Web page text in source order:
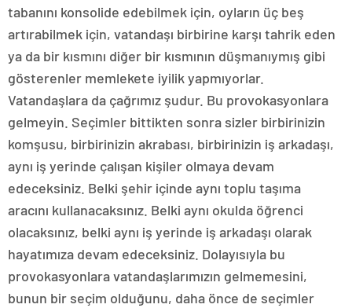
tabanını konsolide edebilmek için, oyların üç beş
artırabilmek için, vatandaşı birbirine karşı tahrik eden
ya da bir kısmını diğer bir kısmının düşmanıymış gibi
gösterenler memlekete iyilik yapmıyorlar.
Vatandaşlara da çağrımız şudur. Bu provokasyonlara
gelmeyin. Seçimler bittikten sonra sizler birbirinizin
komşusu, birbirinizin akrabası, birbirinizin iş arkadaşı,
aynı iş yerinde çalışan kişiler olmaya devam
edeceksiniz. Belki şehir içinde aynı toplu taşıma
aracını kullanacaksınız. Belki aynı okulda öğrenci
olacaksınız, belki aynı iş yerinde iş arkadaşı olarak
hayatımıza devam edeceksiniz. Dolayısıyla bu
provokasyonlara vatandaşlarımızın gelmemesini,
bunun bir seçim olduğunu, daha önce de seçimler